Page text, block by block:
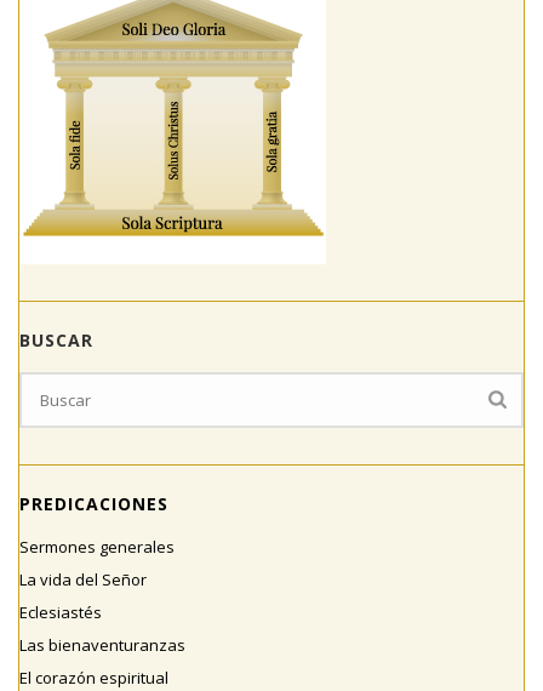
BUSCAR
PREDICACIONES
Sermones generales
La vida del Señor
Eclesiastés
Las bienaventuranzas
El corazón espiritual